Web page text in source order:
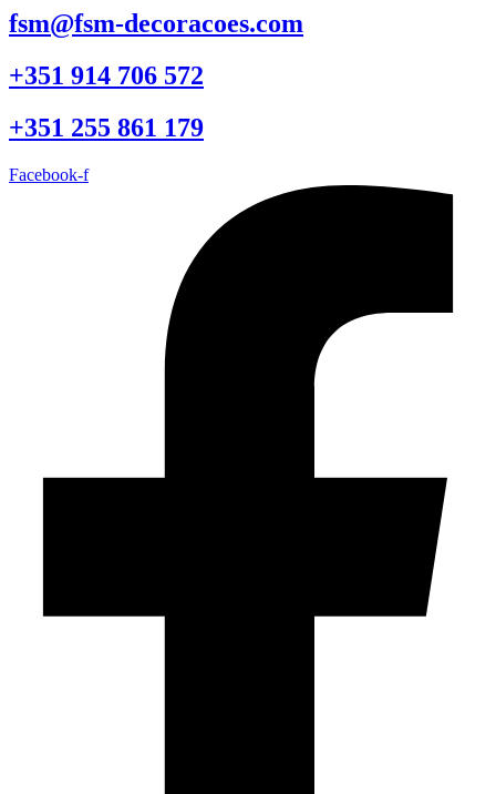
fsm@fsm-decoracoes.com
+351 914 706 572
+351 255 861 179
Facebook-f